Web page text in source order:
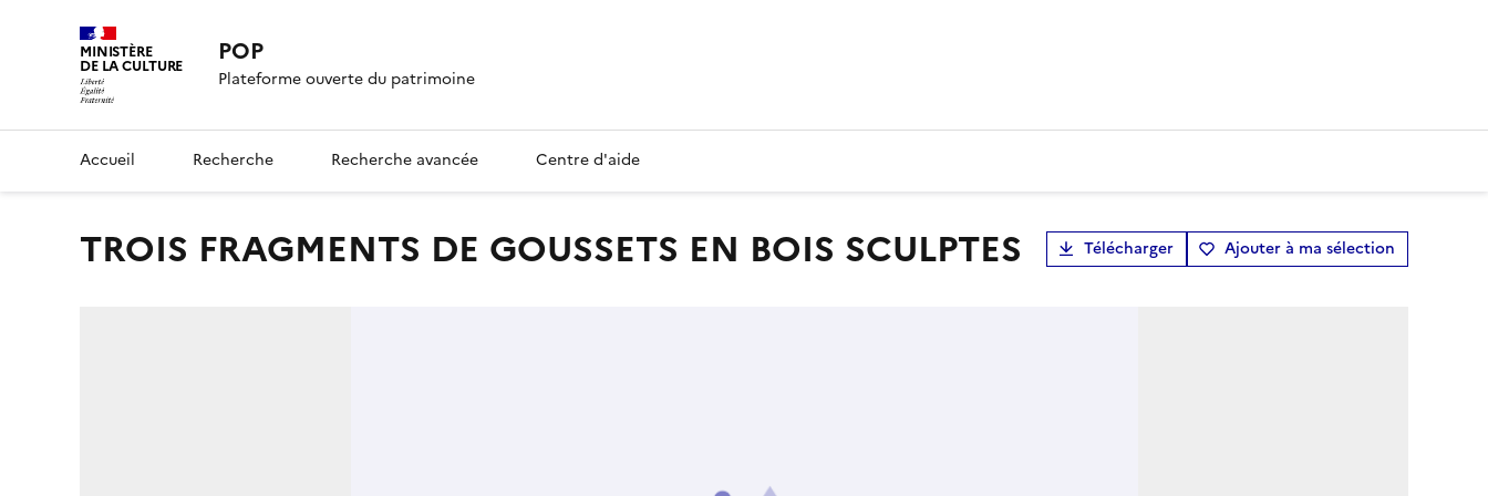
MINISTÈRE
DE LA CULTURE POP
Plateforme ouverte du patrimoine
Accueil Recherche Recherche avancée Centre d'aide
TROIS FRAGMENTS DE GOUSSETS EN BOIS SCULPTES Télécharger Ajouter à ma sélection